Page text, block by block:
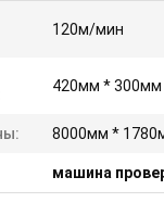
120м/мин
420мм * 300мм
8000мм *
машина